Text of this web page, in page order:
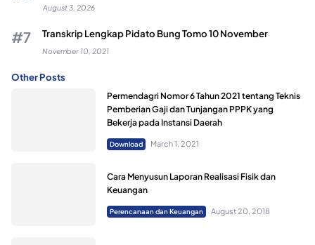
August 3, 2026
Transkrip Lengkap Pidato Bung Tomo 10 November
November 10, 2021
Other Posts
Permendagri Nomor 6 Tahun 2021 tentang Teknis
Pemberian Gaji dan Tunjangan PPPK yang
Bekerja pada Instansi Daerah
Download March 1, 2021
Cara Menyusun Laporan Realisasi Fisik dan
Keuangan
Perencanaan dan Keuangan August 20, 2018